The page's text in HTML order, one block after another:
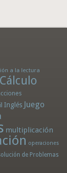
a la lectura
Cálculo
Inglés Juego
multiplicación
operaciones
de Problemas